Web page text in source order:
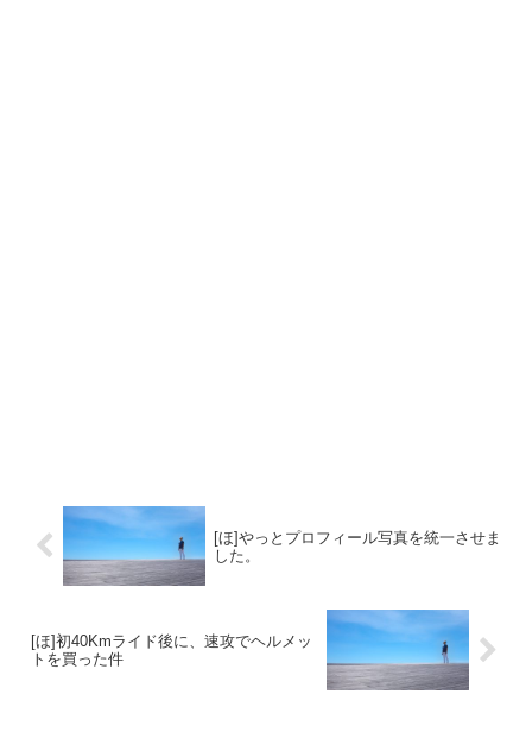
[ほ]やっとプロフィール写真を統一させま
した。
[ほ]初40Kmライド後に、速攻でヘルメッ
トを買った件